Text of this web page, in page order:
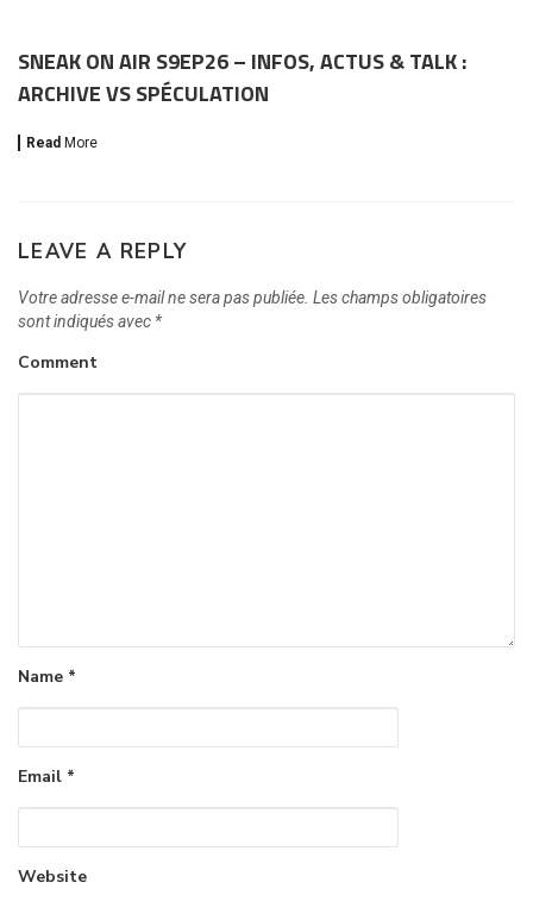
SNEAK ON AIR S9EP26 – INFOS, ACTUS & TALK :
ARCHIVE VS SPÉCULATION
Read More
LEAVE A REPLY
Votre adresse e-mail ne sera pas publiée. Les champs obligatoires
sont indiqués avec *
Comment
Name *
Email *
Website